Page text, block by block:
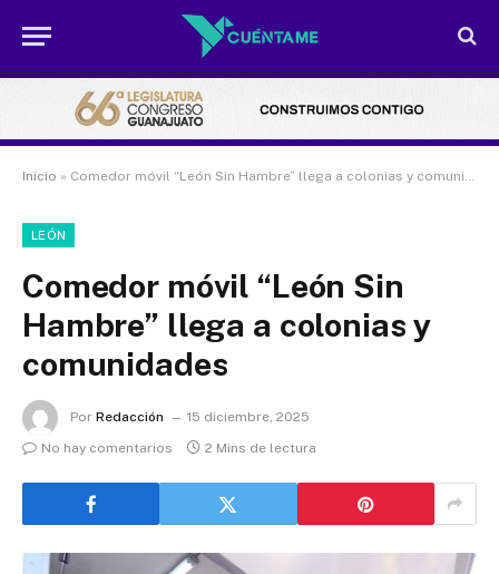
Inicio » Comedor móvil “León Sin Hambre” llega a colonias y comunidades
LEÓN
Comedor móvil “León Sin
Hambre” llega a colonias y
comunidades
Por Redacción
15 diciembre, 2025
No hay comentarios
2 Mins de lectura